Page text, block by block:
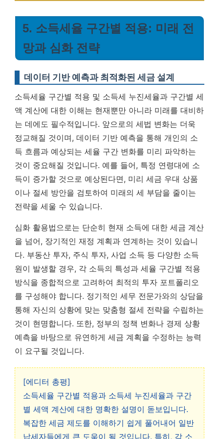
5. 소득세율 구간별 적용: 미래 전
망과 심화 전략
데이터 기반 예측과 최적화된 세금 설계
소득세율 구간별 적용 및 소득세 누진세율과 구간별 세
액 계산에 대한 이해는 현재뿐만 아니라 미래를 대비하
는 데에도 필수적입니다. 앞으로의 세법 변화는 더욱
정교해질 것이며, 데이터 기반 예측을 통해 개인의 소
득 흐름과 예상되는 세율 구간 변화를 미리 파악하는
것이 중요해질 것입니다. 예를 들어, 특정 연령대에 소
득이 증가할 것으로 예상된다면, 미리 세금 우대 상품
이나 절세 방안을 검토하여 미래의 세 부담을 줄이는
전략을 세울 수 있습니다.
심화 활용법으로는 단순히 현재 소득에 대한 세금 계산
을 넘어, 장기적인 재정 계획과 연계하는 것이 있습니
다. 부동산 투자, 주식 투자, 사업 소득 등 다양한 소득
원이 발생할 경우, 각 소득의 특성과 세율 구간별 적용
방식을 종합적으로 고려하여 최적의 투자 포트폴리오
를 구성해야 합니다. 정기적인 세무 전문가와의 상담을
통해 자신의 상황에 맞는 맞춤형 절세 전략을 수립하는
것이 현명합니다. 또한, 정부의 정책 변화나 경제 상황
예측을 바탕으로 유연하게 세금 계획을 수정하는 능력
이 요구될 것입니다.
[에디터 총평]
소득세율 구간별 적용과 소득세 누진세율과 구간
별 세액 계산에 대한 명확한 설명이 돋보입니다.
복잡한 세금 제도를 이해하기 쉽게 풀어내어 일반
납세자들에게 큰 도움이 될 것입니다. 특히, 각 소